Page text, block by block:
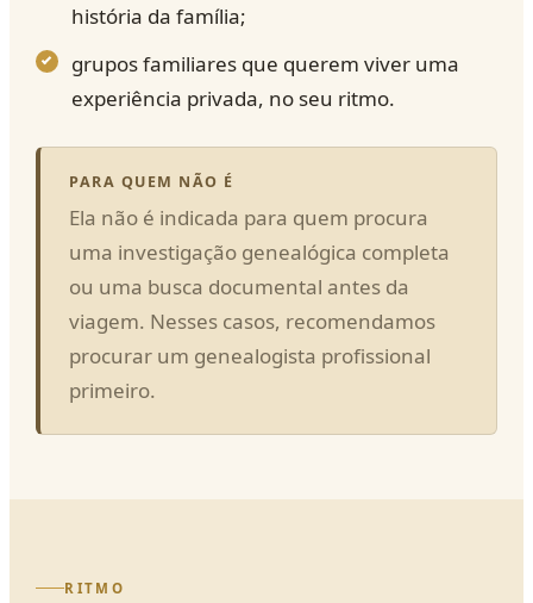
história da família;
grupos familiares que querem viver uma
experiência privada, no seu ritmo.
PARA QUEM NÃO É
Ela não é indicada para quem procura
uma investigação genealógica completa
ou uma busca documental antes da
viagem. Nesses casos, recomendamos
procurar um genealogista profissional
primeiro.
RITMO